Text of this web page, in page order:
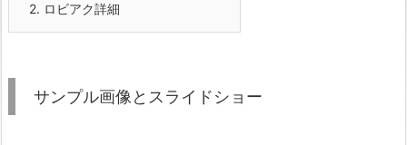
2. ロビアク詳細
サンプル画像とスライドショー